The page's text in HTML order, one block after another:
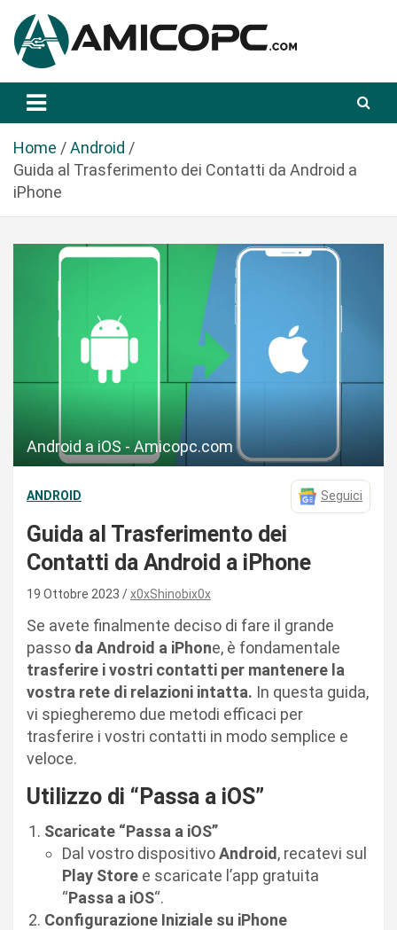
a
Amicopc.com
Home
Android
Guida al Trasferimento dei Contatti da Android a
iPhone
Android a iOS - Amicopc.com
ANDROID Seguici
Guida al Trasferimento dei
Contatti da Android a iPhone
19 Ottobre 2023 x0xShinobix0x
Se avete finalmente deciso di fare il grande
passo da Android a iPhone, è fondamentale
trasferire i vostri contatti per mantenere la
vostra rete di relazioni intatta. In questa guida,
vi spiegheremo due metodi efficaci per
trasferire i vostri contatti in modo semplice e
veloce.
Utilizzo di “Passa a iOS”
Scaricate “Passa a iOS”
Dal vostro dispositivoAndroid, recatevi sul
Play Store e scaricate l’app gratuita
“Passa a iOS“.
Configurazione Iniziale su iPhone